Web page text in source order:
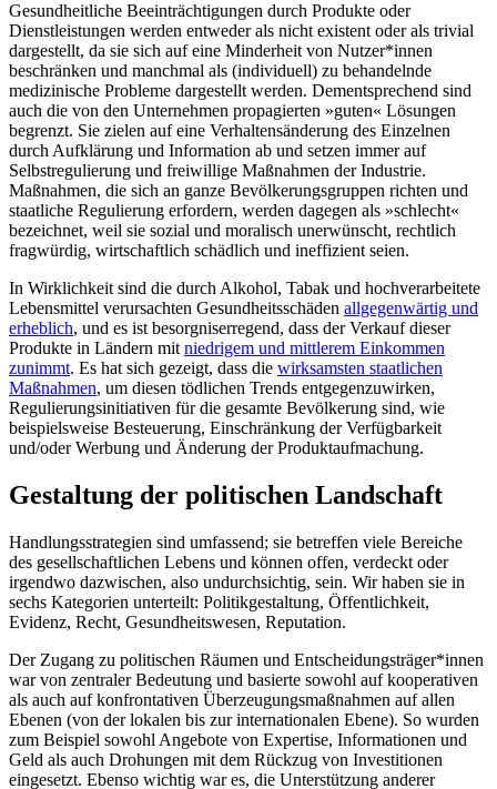
Gesundheitliche Beeinträchtigungen durch Produkte oder
Dienstleistungen werden entweder als nicht existent oder als trivial
dargestellt, da sie sich auf eine Minderheit von Nutzer*innen
beschränken und manchmal als (individuell) zu behandelnde
medizinische Probleme dargestellt werden. Dementsprechend sind
auch die von den Unternehmen propagierten »guten« Lösungen
begrenzt. Sie zielen auf eine Verhaltensänderung des Einzelnen
durch Aufklärung und Information ab und setzen immer auf
Selbstregulierung und freiwillige Maßnahmen der Industrie.
Maßnahmen, die sich an ganze Bevölkerungsgruppen richten und
staatliche Regulierung erfordern, werden dagegen als »schlecht«
bezeichnet, weil sie sozial und moralisch unerwünscht, rechtlich
fragwürdig, wirtschaftlich schädlich und ineffizient seien.
In Wirklichkeit sind die durch Alkohol, Tabak und hochverarbeitete
Lebensmittel verursachten Gesundheitsschäden allgegenwärtig und
erheblich, und es ist besorgniserregend, dass der Verkauf dieser
Produkte in Ländern mitniedrigem und mittlerem Einkommen
zunimmt. Es hat sich gezeigt, dass die wirksamsten staatlichen
Maßnahmen, um diesen tödlichen Trends entgegenzuwirken,
Regulierungsinitiativen für die gesamte Bevölkerung sind, wie
beispielsweise Besteuerung, Einschränkung der Verfügbarkeit
und/oder Werbung und Änderung der Produktaufmachung.
Gestaltung der politischen Landschaft
Handlungsstrategien sind umfassend; sie betreffen viele Bereiche
des gesellschaftlichen Lebens und können offen, verdeckt oder
irgendwo dazwischen, also undurchsichtig, sein. Wir haben sie in
sechs Kategorien unterteilt: Politikgestaltung, Öffentlichkeit,
Evidenz, Recht, Gesundheitswesen, Reputation.
Der Zugang zu politischen Räumen und Entscheidungsträger*innen
war von zentraler Bedeutung und basierte sowohl auf kooperativen
als auch auf konfrontativen Überzeugungsmaßnahmen auf allen
Ebenen (von der lokalen bis zur internationalen Ebene). So wurden
zum Beispiel sowohl Angebote von Expertise, Informationen und
Geld als auch Drohungen mit dem Rückzug von Investitionen
eingesetzt. Ebenso wichtig war es, die Unterstützung anderer